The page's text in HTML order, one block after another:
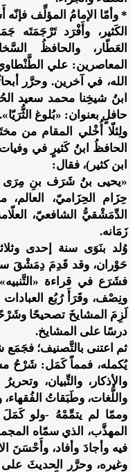
* وأمّا الإمامُ المؤلِّف
الكَثير، وأَفْرَد تَرْجَمَتَه
العَطّار، والحافظُ
المعاصرين: علي
الله، في آخرين. وحرَّر
ابنُ شيخِنا محمد سعيد
حافلٍ بعنوان: «بُلوغ الثُّرَيّا».
ولِئلّا أُخْلي المقام من
ابن كثير)، فقال:
«يحيى بنُ شَرَف بنِ
حِزَام الحِزَاميّ، العالم،
الدِّمَشْقيُّ الشافعيّ،
زَمَانه.
وُلد بنَوَى سنة إحدى
حَوْران، وقد قَدِمَ دِمَشْقَ
فشَرَع في قراءة
ونِصْف، وقَرَأَ رُبُع
لَزِمَ المشايخَ تصحيحًا
درسًا على المشايخ.
ثم اعتنى بالتَّصنيف؛ فجَمَع
يُكمله، فمماّ كَمَل: شَرْحُ
والأذكار، والتِّبيان،
واللُّغات، وطَبَقاتُ
وممّا لم يتمِّمْهُ -ولو
المهذَّب، الذي سمّاه
فيه وأجادَ وأفاد، وأَحْسَنَ
وغيره، وحرَّر الحديثَ على